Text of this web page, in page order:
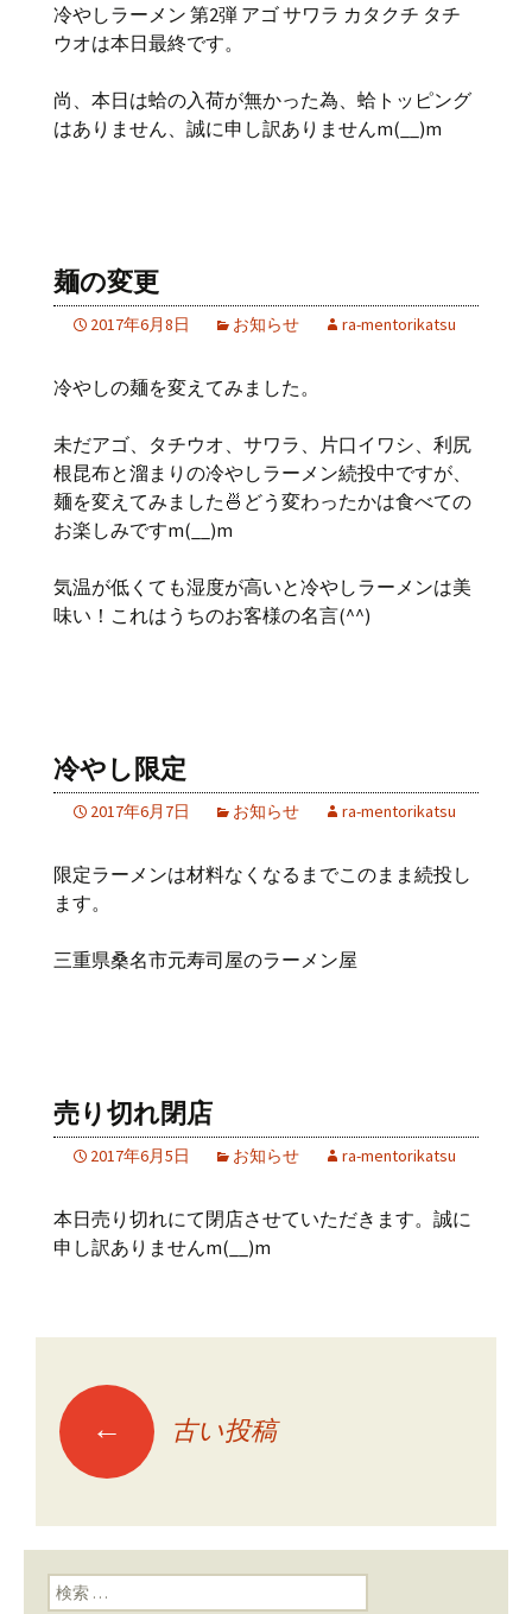
冷やしラーメン 第2弾 アゴ サワラ カタクチ タチ
ウオは本日最終です。
尚、本日は蛤の入荷が無かった為、蛤トッピング
はありません、誠に申し訳ありませんm(__)m
麺の変更
2017年6月8日 お知らせ ra-mentorikatsu
冷やしの麺を変えてみました。
未だアゴ、タチウオ、サワラ、片口イワシ、利尻
根昆布と溜まりの冷やしラーメン続投中ですが、
麺を変えてみました🍜どう変わったかは食べての
お楽しみですm(__)m
気温が低くても湿度が高いと冷やしラーメンは美
味い！これはうちのお客様の名言(^^)
冷やし限定
2017年6月7日 お知らせ ra-mentorikatsu
限定ラーメンは材料なくなるまでこのまま続投し
ます。
三重県桑名市元寿司屋のラーメン屋
売り切れ閉店
2017年6月5日 お知らせ ra-mentorikatsu
本日売り切れにて閉店させていただきます。誠に
申し訳ありませんm(__)m
投稿ナビゲーショ
ン
← 古い投稿
検索: